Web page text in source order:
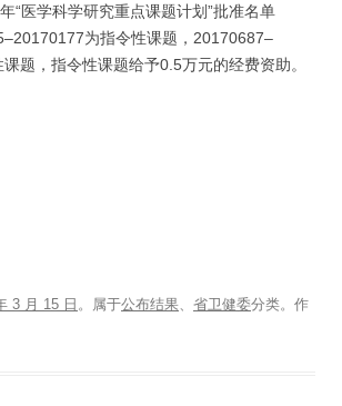
“医学科学研究重点课题计划”批准名单
为指令性课题，20170687–
题，指令性课题给予0.5万元的经费资助。
3 月 15 日 。属于公布结果、 省卫健委分类。 作